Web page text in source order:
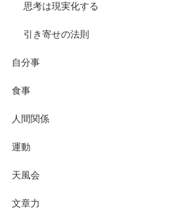
思考は現実化する
引き寄せの法則
自分事
食事
人間関係
運動
天風会
文章力